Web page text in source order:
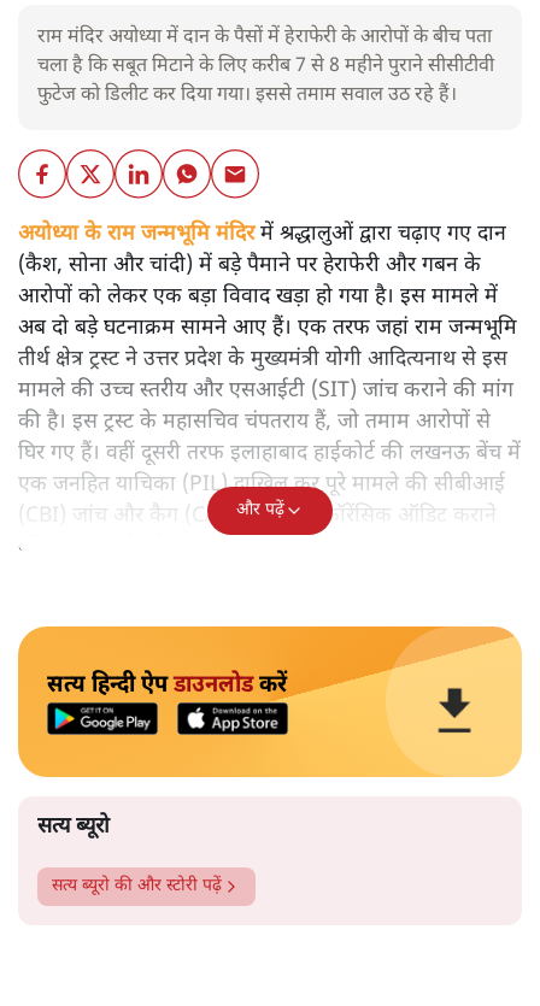
राम मंदिर अयोध्या में दान के पैसों में हेराफेरी के आरोपों के बीच पता
चला है कि सबूत मिटाने के लिए करीब 7 से 8 महीने पुराने सीसीटीवी
फुटेज को डिलीट कर दिया गया। इससे तमाम सवाल उठ रहे हैं।
अयोध्या के राम जन्मभूमि मंदिरमें श्रद्धालुओं द्वारा चढ़ाए गए दान
(कैश, सोना और चांदी) में बड़े पैमाने पर हेराफेरी और गबन के
आरोपों को लेकर एक बड़ा विवाद खड़ा हो गया है। इस मामले में
अब दो बड़े घटनाक्रम सामने आए हैं। एक तरफ जहां राम जन्मभूमि
तीर्थ क्षेत्र ट्रस्ट ने उत्तर प्रदेश के मुख्यमंत्री योगी आदित्यनाथ से इस
मामले की उच्च स्तरीय और एसआईटी (SIT) जांच कराने की मांग
की है। इस ट्रस्ट के महासचिव चंपतराय हैं, जो तमाम आरोपों से
घिर गए हैं। वहीं दूसरी तरफ इलाहाबाद हाईकोर्ट की लखनऊ बेंच में
एक जनहित याचिका (PIL) दाखिल कर पूरे मामले की सीबीआई
(CBI) जांच और कैग (CAG) से स्पेशल फॉरेंसिक ऑडिट कराने
की गुहार लगाई गई है।
और पढ़ें
सत्य हिन्दी ऐपडाउनलोडकरें
सत्य ब्यूरो
सत्य ब्यूरो की और स्टोरी पढ़ें